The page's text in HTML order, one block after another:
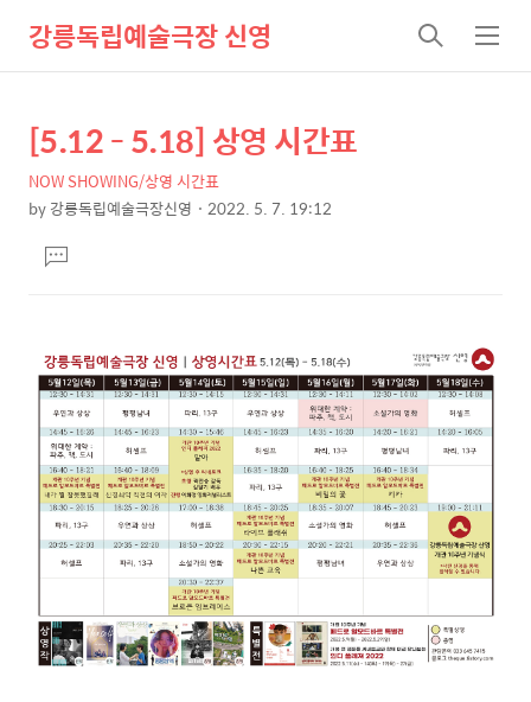
강릉독립예술극장 신영
검
색
메
뉴
상
세
컨
텐
츠
본
문
제
목
[5.12 - 5.18] 상영 시간표
NOW SHOWING/상영 시간표
by강릉독립예술극장신영 2022. 5. 7. 19:12
문댓
글